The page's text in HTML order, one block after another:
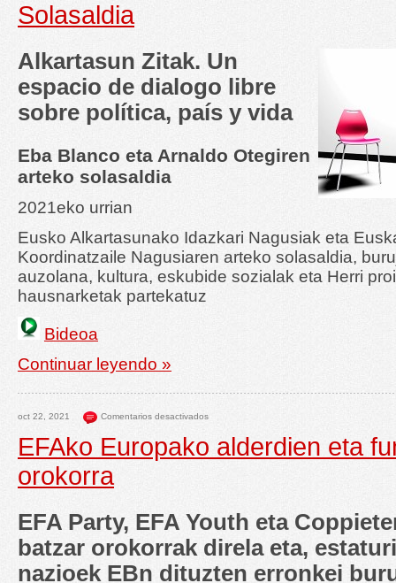
Solasaldia
Alkartasun Zitak. Un
espacio de dialogo libre
sobre política, país y vida
Eba Blanco eta Arnaldo Otegiren
arteko solasaldia
2021eko urrian
Eusko Alkartasunako Idazkari Nagusiak eta
Koordinatzaile Nagusiaren arteko solasaldia,
auzolana, kultura, eskubide sozialak eta Herri
hausnarketak partekatuz
Bideoa
Continuar leyendo »
oct 22, 2021 Comentarios desactivados
EFAko Europako alderdien eta
orokorra
EFA Party, EFA Youth eta
batzar orokorrak direla eta,
nazioek EBn dituzten erronkei